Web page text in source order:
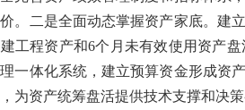
。二是全面动态掌握资产家底。建
工程资产和6个月未有效使用资产
一体化系统，建立预算资金形成资
为资产统筹盘活提供技术支撑和决策